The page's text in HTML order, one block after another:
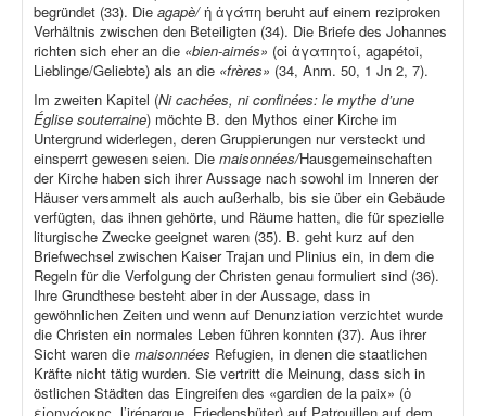
begründet (33). Die agapè/ἡ ἀγάπη beruht auf einem reziproken
Verhältnis zwischen den Beteiligten (34). Die Briefe des Johannes
richten sich eher an die «bien-aimés» (οἱ ἀγαπητοί, agapétoi,
Lieblinge/Geliebte) als an die «frères» (34, Anm. 50, 1 Jn 2, 7).
Im zweiten Kapitel (Ni cachées, ni confinées: le mythe d’une
Église souterraine) möchte B. den Mythos einer Kirche im
Untergrund widerlegen, deren Gruppierungen nur versteckt und
einsperrt gewesen seien. Die maisonnées/Hausgemeinschaften
der Kirche haben sich ihrer Aussage nach sowohl im Inneren der
Häuser versammelt als auch außerhalb, bis sie über ein Gebäude
verfügten, das ihnen gehörte, und Räume hatten, die für spezielle
liturgische Zwecke geeignet waren (35). B. geht kurz auf den
Briefwechsel zwischen Kaiser Trajan und Plinius ein, in dem die
Regeln für die Verfolgung der Christen genau formuliert sind (36).
Ihre Grundthese besteht aber in der Aussage, dass in
gewöhnlichen Zeiten und wenn auf Denunziation verzichtet wurde
die Christen ein normales Leben führen konnten (37). Aus ihrer
Sicht waren die maisonnées Refugien, in denen die staatlichen
Kräfte nicht tätig wurden. Sie vertritt die Meinung, dass sich in
östlichen Städten das Eingreifen des «gardien de la paix» (ὁ